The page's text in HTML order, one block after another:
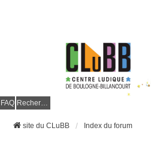
FAQ Rechercher
site du CLuBB Index du forum